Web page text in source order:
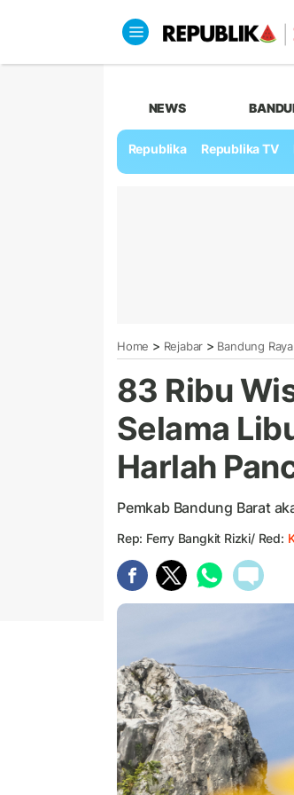
NEWS
Republika Republika TV
Home > Rejabar > Bandung Raya
83 Ribu
Selama
Harlah
Pemkab Bandung Barat
Rep: Ferry Bangkit Rizki/ Red: